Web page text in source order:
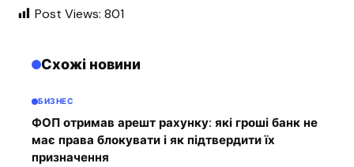
Post Views: 801
Схожі новини
БИЗНЕС
ФОП отримав арешт рахунку: які гроші банк не
має права блокувати і як підтвердити їх
призначення